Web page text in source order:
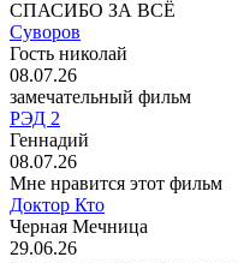
СПАСИБО ЗА ВСЁ
Суворов
Гость николай
08.07.26
замечательный фильм
РЭД 2
Геннадий
08.07.26
Мне нравится этот фильм
Доктор Кто
Черная Мечница
29.06.26